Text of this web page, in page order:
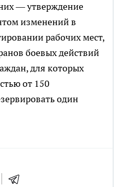
— утверждение
изменений в
рабочих мест,
боевых действий
для которых
от 150
один